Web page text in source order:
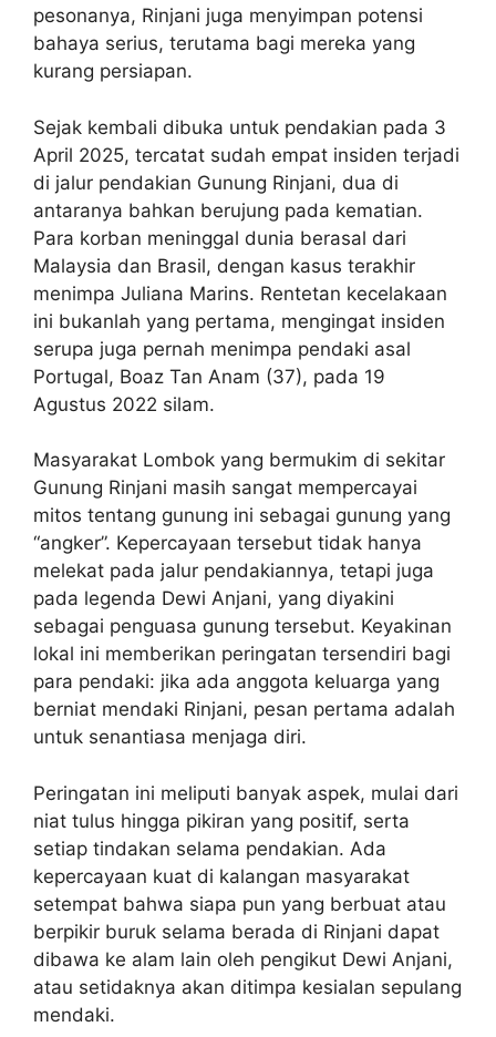
pesonanya, Rinjani juga menyimpan potensi
bahaya serius, terutama bagi mereka yang
kurang persiapan.
Sejak kembali dibuka untuk pendakian pada 3
April 2025, tercatat sudah empat insiden terjadi
di jalur pendakian Gunung Rinjani, dua di
antaranya bahkan berujung pada kematian.
Para korban meninggal dunia berasal dari
Malaysia dan Brasil, dengan kasus terakhir
menimpa Juliana Marins. Rentetan kecelakaan
ini bukanlah yang pertama, mengingat insiden
serupa juga pernah menimpa pendaki asal
Portugal, Boaz Tan Anam (37), pada 19
Agustus 2022 silam.
Masyarakat Lombok yang bermukim di sekitar
Gunung Rinjani masih sangat mempercayai
mitos tentang gunung ini sebagai gunung yang
“angker”. Kepercayaan tersebut tidak hanya
melekat pada jalur pendakiannya, tetapi juga
pada legenda Dewi Anjani, yang diyakini
sebagai penguasa gunung tersebut. Keyakinan
lokal ini memberikan peringatan tersendiri bagi
para pendaki: jika ada anggota keluarga yang
berniat mendaki Rinjani, pesan pertama adalah
untuk senantiasa menjaga diri.
Peringatan ini meliputi banyak aspek, mulai dari
niat tulus hingga pikiran yang positif, serta
setiap tindakan selama pendakian. Ada
kepercayaan kuat di kalangan masyarakat
setempat bahwa siapa pun yang berbuat atau
berpikir buruk selama berada di Rinjani dapat
dibawa ke alam lain oleh pengikut Dewi Anjani,
atau setidaknya akan ditimpa kesialan sepulang
mendaki.